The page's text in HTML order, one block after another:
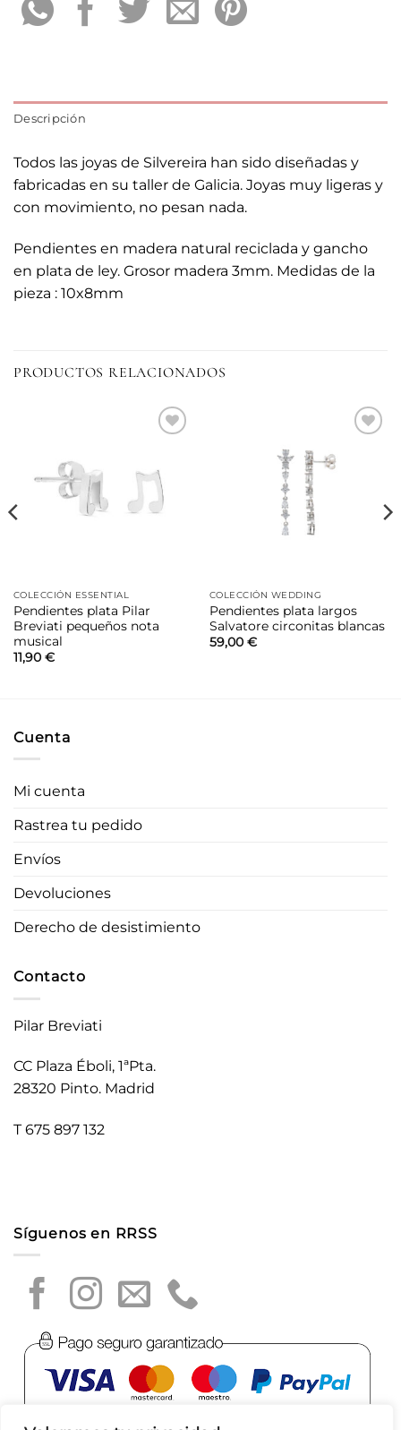
Descripción
Todos las joyas de Silvereira han sido diseñadas y
fabricadas en su taller de Galicia. Joyas muy ligeras y
con movimiento, no pesan nada.
Pendientes en madera natural reciclada y gancho
en plata de ley. Grosor madera 3mm. Medidas de la
pieza : 10x8mm
PRODUCTOS RELACIONADOS
lista de
deseos
COLECCIÓN ESSENTIAL
Pendientes plata Pilar
Breviati pequeños nota
musical
11,90 €
COLECCIÓN WEDDING
Pendientes plata largos
Salvatore circonitas blancas
59,00 €
Cuenta
Mi cuenta
Rastrea tu pedido
Envíos
Devoluciones
Derecho de desistimiento
Contacto
Pilar Breviati
CC Plaza Éboli, 1ªPta.
28320 Pinto. Madrid
T 675 897 132
Síguenos en RRSS